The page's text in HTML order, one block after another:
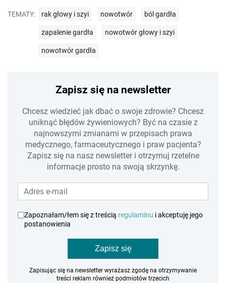
TEMATY: rak głowy i szyi nowotwór ból gardła
zapalenie gardła nowotwór głowy i szyi
nowotwór gardła
Zapisz się na newsletter
Chcesz wiedzieć jak dbać o swoje zdrowie? Chcesz
uniknąć błędów żywieniowych? Być na czasie z
najnowszymi zmianami w przepisach prawa
medycznego, farmaceutycznego i praw pacjenta?
Zapisz się na nasz newsletter i otrzymuj rzetelne
informacje prosto na swoją skrzynkę.
Zapoznałam/łem się z treścią regulaminu i akceptuję jego
postanowienia
Zapisz się
Zapisując się na newsletter wyrażasz zgodę na otrzymywanie
treści reklam również podmiotów trzecich